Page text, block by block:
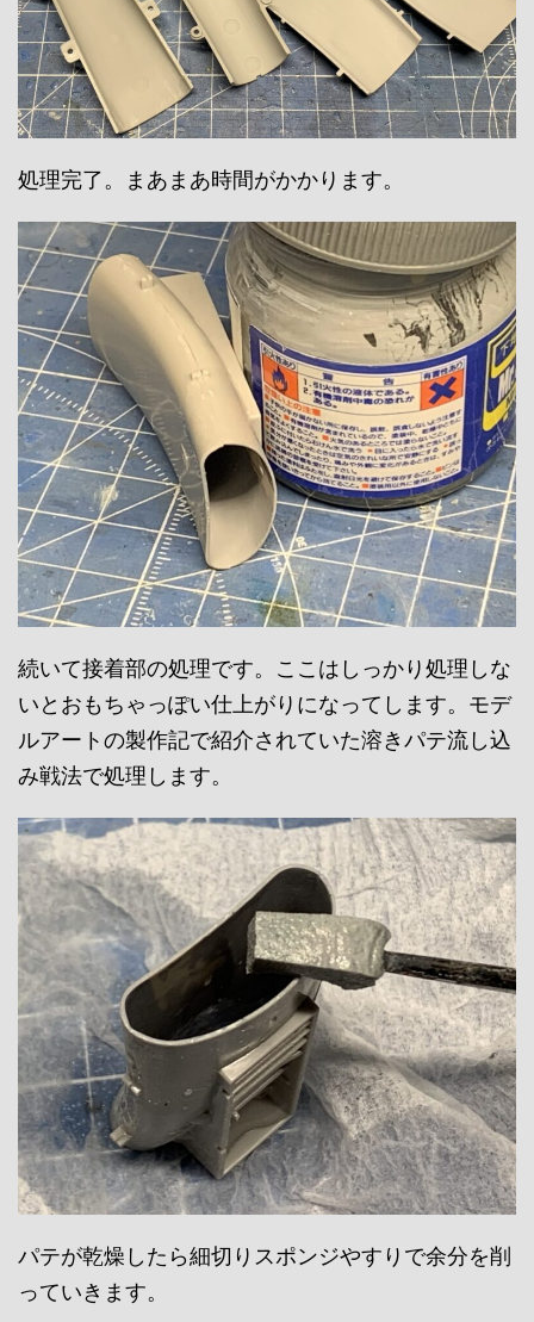
処理完了。まあまあ時間がかかります。
続いて接着部の処理です。ここはしっかり処理しな
いとおもちゃっぽい仕上がりになってします。モデ
ルアートの製作記で紹介されていた溶きパテ流し込
み戦法で処理します。
パテが乾燥したら細切りスポンジやすりで余分を削
っていきます。